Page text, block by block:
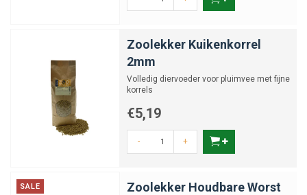
Zoolekker Kuikenkorrel
2mm
Volledig diervoeder voor pluimvee met fijne
korrels
€5,19
- +
SALE
Zoolekker Houdbare Worst